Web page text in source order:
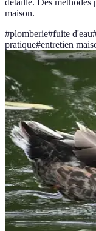
maison.
#plomberie#fuite d'eau
pratique#entretien